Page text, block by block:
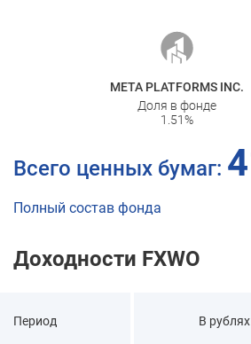
Всего ценных бумаг:
Полный состав фонда
Доходности FXWO
Период В рублях